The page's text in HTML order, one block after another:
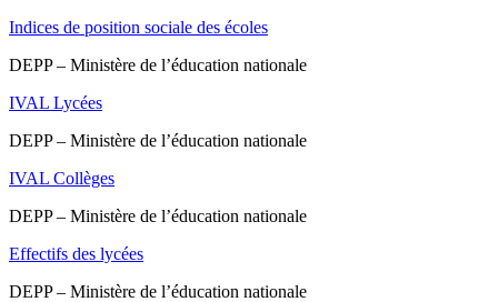
Indices de position sociale des écoles
DEPP – Ministère de l’éducation nationale
IVAL Lycées
DEPP – Ministère de l’éducation nationale
IVAL Collèges
DEPP – Ministère de l’éducation nationale
Effectifs des lycées
DEPP – Ministère de l’éducation nationale